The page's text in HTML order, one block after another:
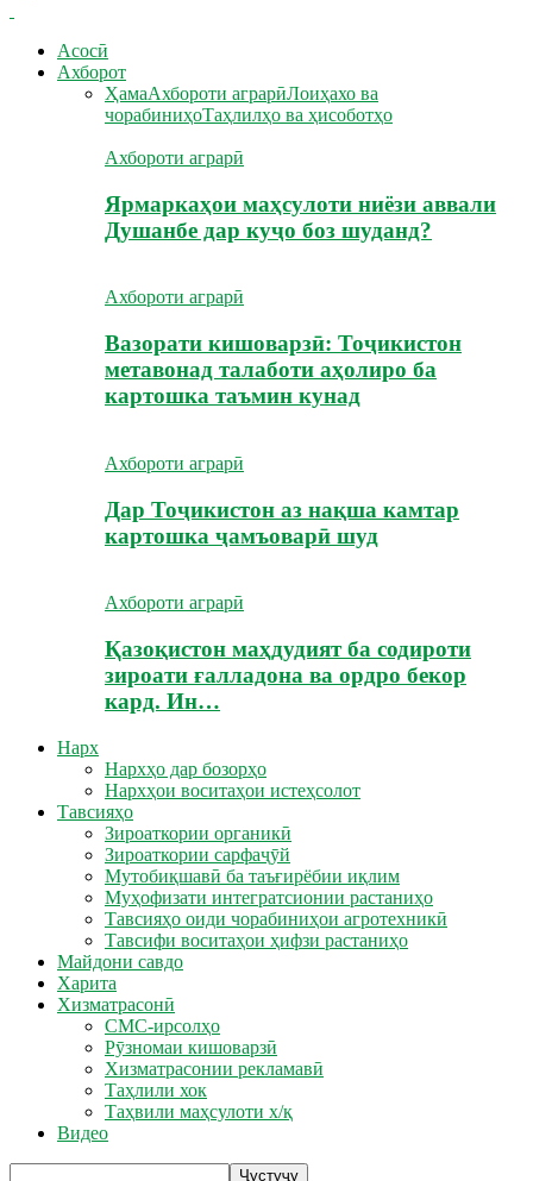
Асосӣ
Ахборот
ҲамаАхбороти аграрӣЛоиҳахо ва
чорабиниҳоТаҳлилҳо ва ҳисоботҳо
Ахбороти аграрӣ
Ярмаркаҳои маҳсулоти ниёзи аввали
Душанбе дар куҷо боз шуданд?
Ахбороти аграрӣ
Вазорати кишоварзӣ: Тоҷикистон
метавонад талаботи аҳолиро ба
картошка таъмин кунад
Ахбороти аграрӣ
Дар Тоҷикистон аз нақша камтар
картошка ҷамъоварӣ шуд
Ахбороти аграрӣ
Қазоқистон маҳдудият ба содироти
зироати ғалладона ва ордро бекор
кард. Ин…
Нарх
Нархҳо дар бозорҳо
Нархҳои воситаҳои истеҳсолот
Тавсияҳо
Зироаткории органикӣ
Зироаткории сарфаҷӯй
Мутобиқшавӣ ба таъғирёбии иқлим
Муҳофизати интегратсионии растаниҳо
Тавсияҳо оиди чорабиниҳои агротехникӣ
Тавсифи воситаҳои ҳифзи растаниҳо
Майдони савдо
Харита
Хизматрасонӣ
СМС-ирсолҳо
Рӯзномаи кишоварзӣ
Хизматрасонии рекламавӣ
Таҳлили хок
Таҳвили маҳсулоти х/қ
Видео